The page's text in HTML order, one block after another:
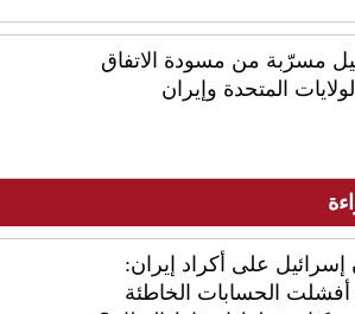
مسرّبة من مسودة الاتفاق
المتحدة وإيران
إسرائيل على أكراد إيران:
الحسابات الخاطئة